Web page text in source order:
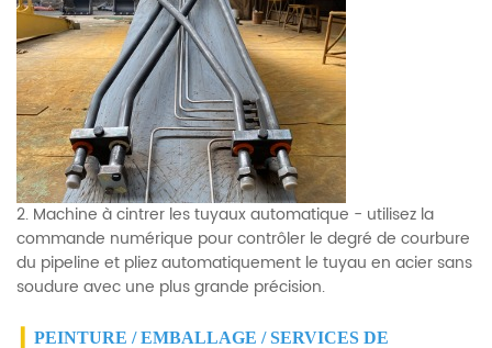
2. Machine à cintrer les tuyaux automatique - utilisez la
commande numérique pour contrôler le degré de courbure
du pipeline et pliez automatiquement le tuyau en acier sans
soudure avec une plus grande précision.
PEINTURE / EMBALLAGE / SERVICES DE